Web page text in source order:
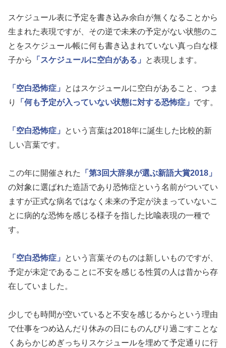
スケジュール表に予定を書き込み余白が無くなることから
生まれた表現ですが、その逆で未来の予定がない状態のこ
とをスケジュール帳に何も書き込まれていない真っ白な様
子から
「スケジュールに空白がある」 と表現します。
「空白恐怖症」
とはスケジュールに空白があること、つま
り
「何も予定が入っていない状態に対する恐怖症」 です。
「空白恐怖症」
という言葉は2018年に誕生した比較的新
しい言葉です。
この年に開催された
「第3回大辞泉が選ぶ新語大賞2018」
の対象に選ばれた造語であり恐怖症という名前がついてい
ますが正式な病名ではなく未来の予定が決まっていないこ
とに病的な恐怖を感じる様子を指した比喩表現の一種で
す。
「空白恐怖症」
という言葉そのものは新しいものですが、
予定が未定であることに不安を感じる性質の人は昔から存
在していました。
少しでも時間が空いていると不安を感じるからという理由
で仕事をつめ込んだり休みの日にものんびり過ごすことな
くあらかじめぎっちりスケジュールを埋めて予定通りに行